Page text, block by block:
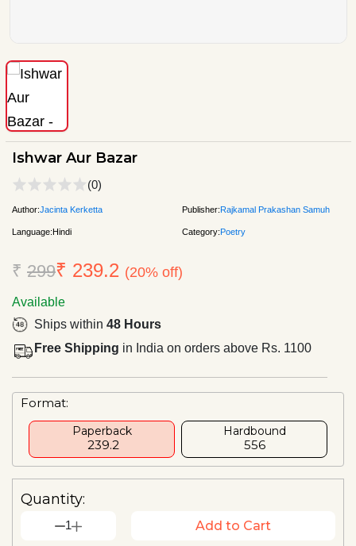
Ishwar Aur Bazar
(0)
Author:Jacinta Kerketta Publisher:Rajkamal Prakashan Samuh
Language:Hindi Category:Poetry
₹ 299₹ 239.2 (20% off)
Available
Ships within 48 Hours
Free Shipping in India on orders above Rs. 1100
Format:
Paperback
₹ 239.2
Hardbound
₹556
Quantity:
1 Add to Cart